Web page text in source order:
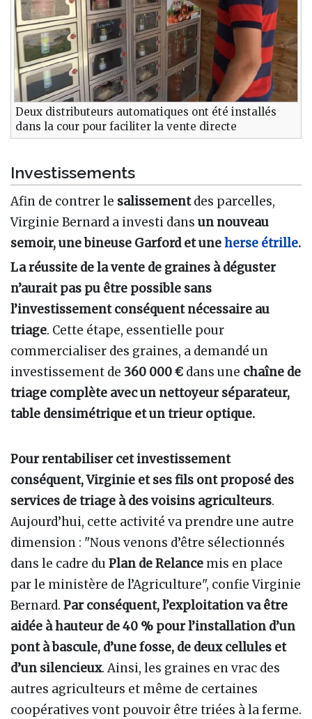
Deux distributeurs automatiques ont été installés
dans la cour pour faciliter la vente directe
Investissements
Afin de contrer le salissementdes parcelles,
Virginie Bernard a investi dans un nouveau
semoir, une bineuse Garford et uneherse étrille.
La réussite de la vente de graines à déguster
n’aurait pas pu être possible sans
l’investissement conséquent nécessaire au
triage. Cette étape, essentielle pour
commercialiser des graines, a demandé un
investissement de 360 000 € dans une chaîne de
triage complète avec un nettoyeur séparateur,
table densimétrique et un trieur optique.
Pour rentabiliser cet investissement
conséquent, Virginie et ses fils ont proposé des
services de triage à des voisins agriculteurs.
Aujourd’hui, cette activité va prendre une autre
dimension : "Nous venons d’être sélectionnés
dans le cadre du Plan de Relance mis en place
par le ministère de l’Agriculture", confie Virginie
Bernard. Par conséquent, l’exploitation va être
aidée à hauteur de 40 % pour l’installation d’un
pont à bascule, d’une fosse, de deux cellules et
d’un silencieux. Ainsi, les graines en vrac des
autres agriculteurs et même de certaines
coopératives vont pouvoir être triées à la ferme.